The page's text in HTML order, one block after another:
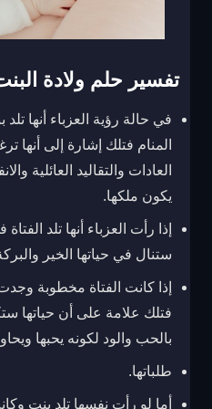
تفسير حلم ولادة
في حالة رؤية العزباء أنها
المنام فتلك إشارة إلى
العادات والتقاليد العائلية
يكون ملكها.
إذا رأت العزباء أنها تلد
ستنال في حياتها الخير
إذا كانت الفتاة مخطوبة
فتلك علامة على أن حياتها
بالحب والود لكونه يحبها
طلباتها.
أما لو رأت نفسها تلد بنت